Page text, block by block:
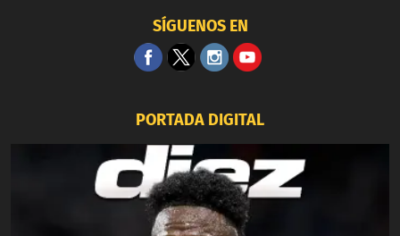
SÍGUENOS EN
PORTADA DIGITAL